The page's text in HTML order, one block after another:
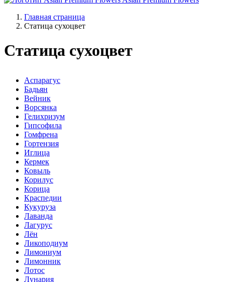
Главная страница
Статица сухоцвет
Статица сухоцвет
Аспарагус
Бадьян
Вейник
Ворсянка
Гелихризум
Гипсофила
Гомфрена
Гортензия
Иглица
Кермек
Ковыль
Корилус
Корица
Краспедии
Кукуруза
Лаванда
Лагурус
Лён
Ликоподиум
Лимониум
Лимонник
Лотос
Лунария